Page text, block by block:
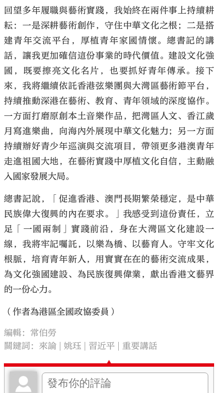
回望多年履職與藝術實踐，我始終在兩件事上持續耕
耘：一是深耕藝術創作，守住中華文化之根；二是搭
建青年交流平台，厚植青年家國情懷。總書記的講
話，讓我更加確信這份事業的時代價值。建設文化強
國，既要擦亮文化名片，也要抓好青年傳承。接下
來，我將繼續依託香港弦樂團與大灣區藝術節平台，
持續推動深港在藝術、教育、青年領域的深度協作。
一方面打磨原創本土音樂作品，把灣區人文、香江歲
月寫進樂曲，向海內外展現中華文化魅力；另一方面
持續辦好青少年巡演與交流項目，帶領更多港澳青年
走進祖國大地，在藝術實踐中厚植文化自信，主動融
入國家發展大局。
總書記說，「促進香港、澳門長期繁榮穩定，是中華
民族偉大復興的內在要求。」我感受到這份責任，立
足「一國兩制」實踐前沿，身在大灣區文化建設一
線，我將牢記囑託，以樂為橋、以藝育人。守牢文化
根脈，培育青年新人，用實實在在的藝術交流成果，
為文化強國建設、為民族復興偉業，獻出香港文藝界
的一份心力。
（作者為港區全國政協委員）
編輯：常伯勞
關鍵詞： 來論 姚珏 習近平 重要講話